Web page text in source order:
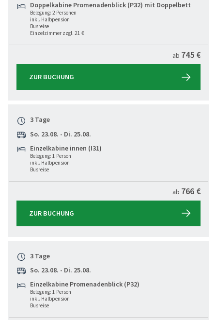
Doppelkabine Promenadenblick (P32) mit Doppelbett
Belegung: 2 Personen
inkl. Halbpension
Busreise
Einzelzimmer zzgl. 21 €
ab 745 €
ZUR BUCHUNG
3 Tage
So. 23.08. - Di. 25.08.
Einzelkabine innen (I31)
Belegung: 1 Person
inkl. Halbpension
Busreise
ab 766 €
ZUR BUCHUNG
3 Tage
So. 23.08. - Di. 25.08.
Einzelkabine Promenadenblick (P32)
Belegung: 1 Person
inkl. Halbpension
Busreise